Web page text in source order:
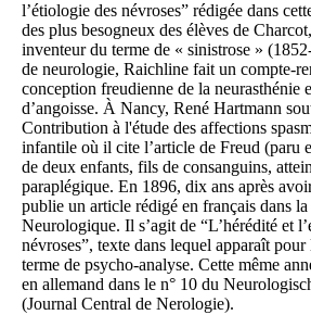
l’étiologie des névroses” rédigée dans
des plus besogneux des élèves de
inventeur du terme de « sinistrose »
de neurologie, Raichline fait un compte-
conception freudienne de la neurasthénie
d’angoisse. À Nancy, René Hartmann
Contribution à l'étude des affections
infantile où il cite l’article de Freud (paru
de deux enfants, fils de consanguins,
paraplégique. En 1896, dix ans après
publie un article rédigé en français dans
Neurologique. Il s’agit de “L’hérédité et
névroses”, texte dans lequel apparaît
terme de psycho-analyse. Cette même
en allemand dans le n° 10 du
(Journal Central de Nerologie).